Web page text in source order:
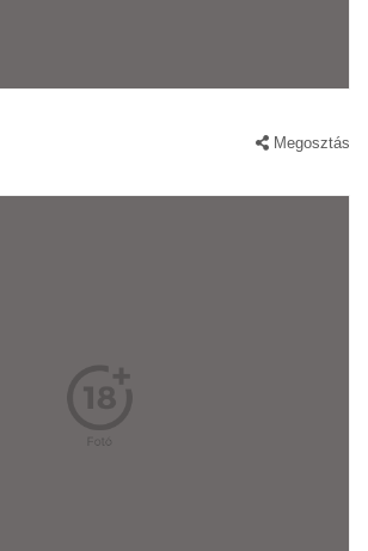
Megosztás